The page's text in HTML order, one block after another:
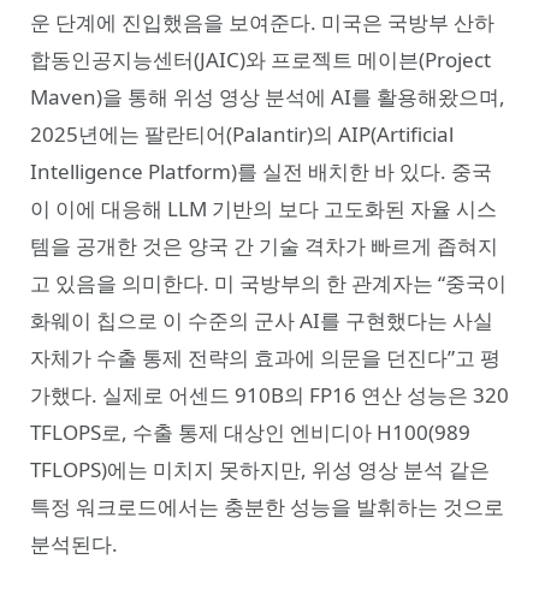
운 단계에 진입했음을 보여준다. 미국은 국방부 산하
합동인공지능센터(JAIC)와 프로젝트 메이븐(Project
Maven)을 통해 위성 영상 분석에 AI를 활용해왔으며,
2025년에는 팔란티어(Palantir)의 AIP(Artificial
Intelligence Platform)를 실전 배치한 바 있다. 중국
이 이에 대응해 LLM 기반의 보다 고도화된 자율 시스
템을 공개한 것은 양국 간 기술 격차가 빠르게 좁혀지
고 있음을 의미한다. 미 국방부의 한 관계자는 “중국이
화웨이 칩으로 이 수준의 군사 AI를 구현했다는 사실
자체가 수출 통제 전략의 효과에 의문을 던진다”고 평
가했다. 실제로 어센드 910B의 FP16 연산 성능은 320
TFLOPS로, 수출 통제 대상인 엔비디아 H100(989
TFLOPS)에는 미치지 못하지만, 위성 영상 분석 같은
특정 워크로드에서는 충분한 성능을 발휘하는 것으로
분석된다.